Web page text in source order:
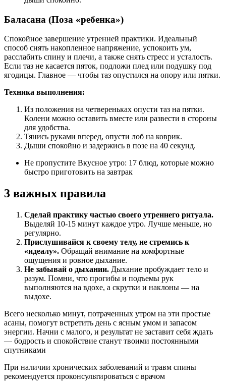
Баласана (Поза «ребенка»)
Спокойное завершение утренней практики. Идеальный
способ снять накопленное напряжение, успокоить ум,
расслабить спину и плечи, а также снять стресс и усталость.
Если таз не касается пяток, подложи плед или подушку под
ягодицы. Главное — чтобы таз опустился на опору или пятки.
Техника выполнения:
Из положения на четвереньках опусти таз на пятки.
Колени можно оставить вместе или развести в стороны
для удобства.
Тянись руками вперед, опусти лоб на коврик.
Дыши спокойно и задержись в позе на 40 секунд.
Не пропустите Вкусное утро: 17 блюд, которые можно
быстро приготовить на завтрак
3 важных правила
Сделай практику частью своего утреннего ритуала.
Выделяй 10-15 минут каждое утро. Лучше меньше, но
регулярно.
Прислушивайся к своему телу, не стремись к
«идеалу». Обращай внимание на комфортные
ощущения и ровное дыхание.
Не забывай о дыхании. Дыхание пробуждает тело и
разум. Помни, что прогибы и подъемы рук
выполняются на вдохе, а скрутки и наклоны — на
выдохе.
Всего несколько минут, потраченных утром на эти простые
асаны, помогут встретить день с ясным умом и запасом
энергии. Начни с малого, и результат не заставит себя ждать
— бодрость и спокойствие станут твоими постоянными
спутниками
При наличии хронических заболеваний и травм спины
рекомендуется проконсультироваться с врачом